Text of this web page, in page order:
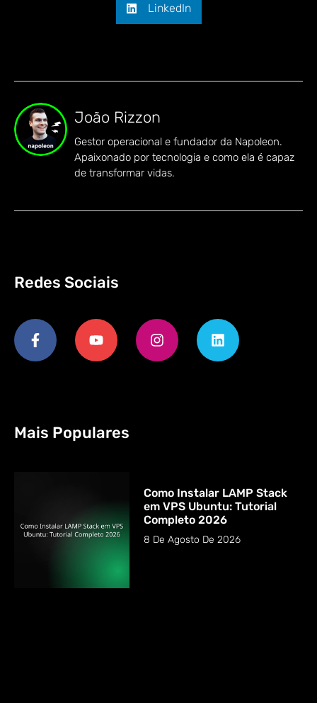
LinkedIn
João Rizzon
Gestor operacional e fundador da Napoleon.
Apaixonado por tecnologia e como ela é capaz
de transformar vidas.
Redes Sociais
Mais Populares
Como Instalar LAMP Stack
em VPS Ubuntu: Tutorial
Completo 2026
8 De Agosto De 2026